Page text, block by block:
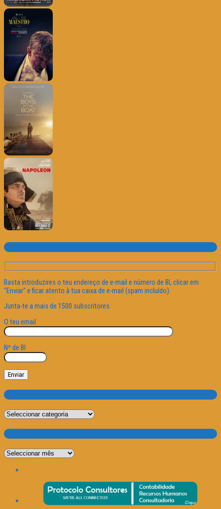
Subscrever o site
Basta introduzires o teu endereço de e-mail e número de BI, clicar em
"Enviar" e ficar atento à tua caixa de e-mail (spam incluído).
Junta-te a mais de 1500 subscritores.
O teu email
Nº de BI
Categorias
Categorias
Por Data
Por